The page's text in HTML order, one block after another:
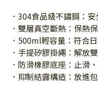
．304食品級不鏽鋼：
．雙層真空斷熱：保熱
．500ml輕容量：符合
．手提矽膠掛繩：解放
．防滑橡膠底座：止滑
．抑制結露構造：放進